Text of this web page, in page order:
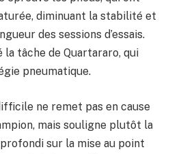
diminuant la stabilité et
des sessions d’essais.
tâche de Quartararo, qui
pneumatique.
ne remet pas en cause
mais souligne plutôt la
sur la mise au point